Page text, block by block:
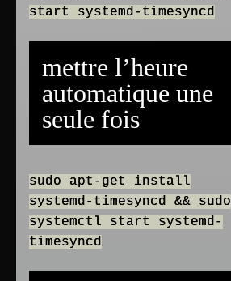
start systemd-timesyncd
mettre l’heure
automatique une
seule fois
sudo apt-get install
systemd-timesyncd && sudo
systemctl start systemd-
timesyncd